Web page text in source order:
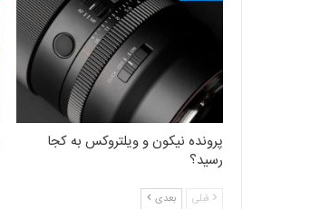
پرونده نیکون و ویلتروکس به کجا
رسید؟
قبلی بعدی